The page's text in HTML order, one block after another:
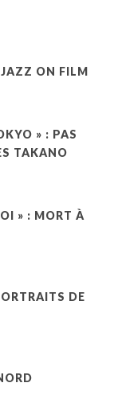
ON FILM
» : PAS
TAKANO
» : MORT À
DE